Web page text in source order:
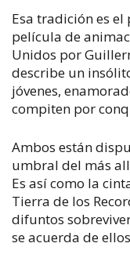
Esa tradición es
película de
Unidos por
describe un
jóvenes,
compiten por
Ambos están
umbral del más
Es así como la
Tierra de los
difuntos
se acuerda de